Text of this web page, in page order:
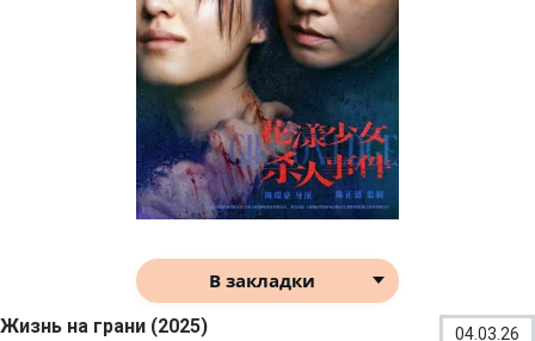
В закладки
Жизнь на грани (2025) 04.03.26